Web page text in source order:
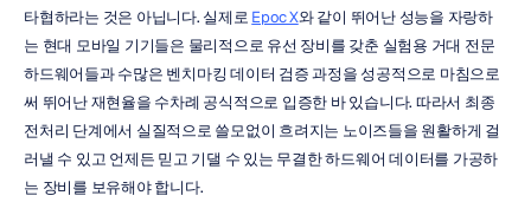
타협하라는 것은 아닙니다. 실제로 Epoc X와 같이 뛰어난 성능을 자랑하
는 현대 모바일 기기들은 물리적으로 유선 장비를 갖춘 실험용 거대 전문
하드웨어들과 수많은 벤치마킹 데이터 검증 과정을 성공적으로 마침으로
써 뛰어난 재현율을 수차례 공식적으로 입증한 바 있습니다. 따라서 최종
전처리 단계에서 실질적으로 쓸모없이 흐려지는 노이즈들을 원활하게 걸
러낼 수 있고 언제든 믿고 기댈 수 있는 무결한 하드웨어 데이터를 가공하
는 장비를 보유해야 합니다.